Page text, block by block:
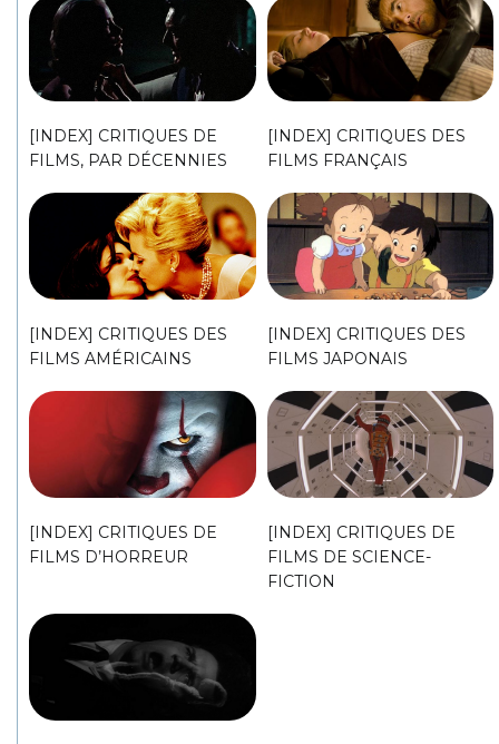
[INDEX] CRITIQUES DE
FILMS, PAR DÉCENNIES
[INDEX] CRITIQUES DES
FILMS FRANÇAIS
[INDEX] CRITIQUES DES
FILMS AMÉRICAINS
[INDEX] CRITIQUES DES
FILMS JAPONAIS
[INDEX] CRITIQUES DE
FILMS D’HORREUR
[INDEX] CRITIQUES DE
FILMS DE SCIENCE-
FICTION